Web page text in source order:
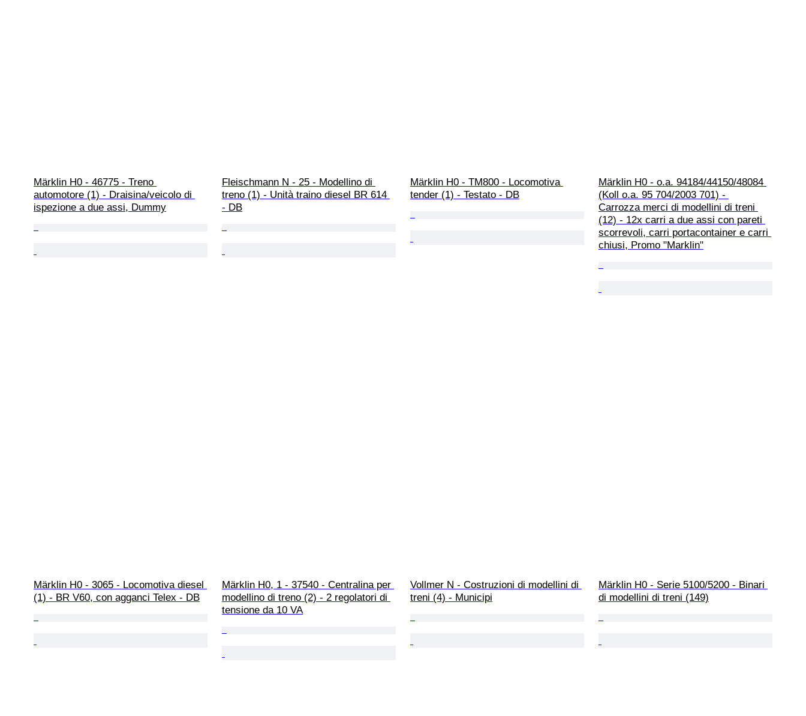
Märklin H0 - 46775 - Treno
automotore (1) - Draisina/veicolo di
ispezione a due assi, Dummy
Fleischmann N - 25 - Modellino di
treno (1) - Unità traino diesel BR 614
- DB
Märklin H0 - TM800 - Locomotiva
tender (1) - Testato - DB
Märklin H0 - o.a. 94184/44150/48084
(Koll o.a. 95 704/2003 701) -
Carrozza merci di modellini di treni
(12) - 12x carri a due assi con pareti
scorrevoli, carri portacontainer e carri
chiusi, Promo "Marklin"
Märklin H0 - 3065 - Locomotiva diesel
(1) - BR V60, con agganci Telex - DB
Märklin H0, 1 - 37540 - Centralina per
modellino di treno (2) - 2 regolatori di
tensione da 10 VA
Vollmer N - Costruzioni di modellini di
treni (4) - Municipi
Märklin H0 - Serie 5100/5200 - Binari
di modellini di treni (149)